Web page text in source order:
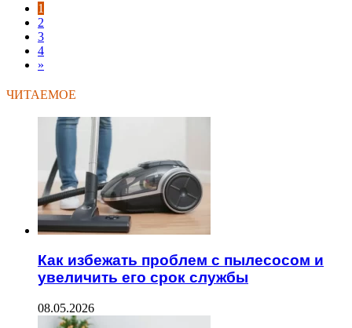
1
2
3
4
»
ЧИТАЕМОЕ
Как избежать проблем с пылесосом и
увеличить его срок службы
08.05.2026